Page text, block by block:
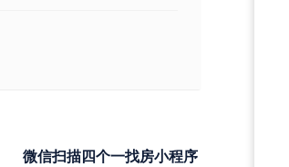
微信扫描四个一找房小程序